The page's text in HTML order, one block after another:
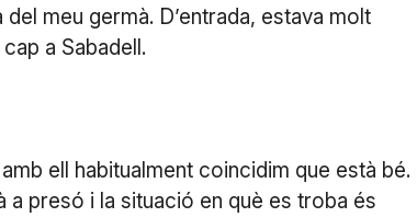
meu germà. D’entrada, estava molt
a Sabadell.
ell habitualment coincidim que està bé.
presó i la situació en què es troba és